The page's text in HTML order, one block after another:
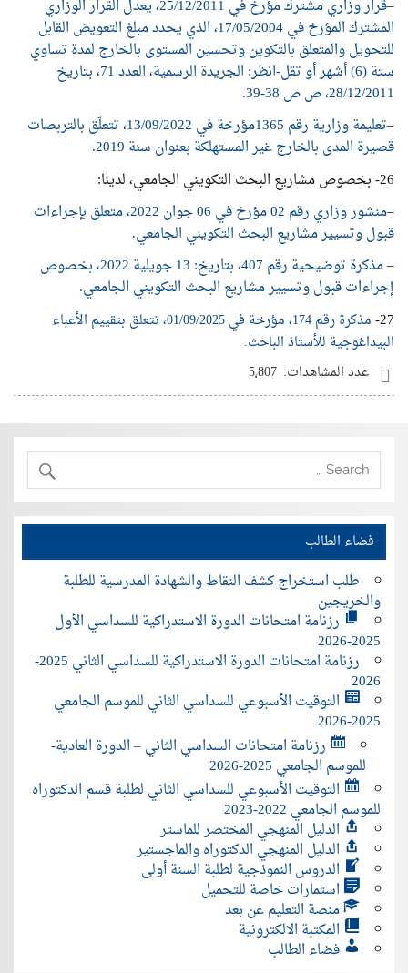
–
قرار وزاري مشترك مؤرخ في 25/12/2011، يعدل القرار الوزاري
المشترك المؤرخ في 17/05/2004، الذي يحدد مبلغ التعويض القابل
للتحويل والمتعلق بالتكوين وتحسين المستوى بالخارج لمدة تساوي
ستة (6) أشهر أو تقل-انظر: الجريدة الرسمية، العدد 71، بتاريخ
28/12/2011، ص ص 38-39.
–
تعليمة وزارية رقم 1365مؤرخة في 13/09/2022، تتعلّق بالتربصات
قصيرة المدى بالخارج غير المستهلكة بعنوان سنة 2019.
26- بخصوص مشاريع البحث التكويني الجامعي، لدينا:
–
منشور وزاري رقم 02 مؤرخ في 06 جوان 2022، متعلق بإجراءات
قبول وتسيير مشاريع البحث التكويني الجامعي.
–
مذكرة توضيحية رقم 407، بتاريخ: 13 جويلية 2022، بخصوص
إجراءات قبول وتسيير مشاريع البحث التكويني الجامعي.
27-
مذكرة رقم 174، مؤرخة في 01/09/2025، تتعلق بتقييم الأعباء
البيداغوجية للأستاذ الباحث.
عدد المشاهدات: 5٬807
فضاء الطالب
طلب استخراج كشف النقاط والشهادة المدرسية للطلبة
والخريجين
رزنامة امتحانات الدورة الاستدراكية للسداسي الأول
2025-2026
رزنامة امتحانات الدورة الاستدراكية للسداسي الثاني 2025-
2026
التوقيت الأسبوعي للسداسي الثاني للموسم الجامعي
2025-2026
رزنامة امتحانات السداسي الثاني – الدورة العادية-
للموسم الجامعي 2025-2026
التوقيت الأسبوعي للسداسي الثاني لطلبة قسم الدكتوراه
للموسم الجامعي 2022-2023
الدليل المنهجي المختصر للماستر
الدليل المنهجي الدكتوراه والماجستير
الدروس النموذجية لطلبة السنة أولى
استمارات خاصة للتحميل
منصة التعليم عن بعد
المكتبة الالكترونية
فضاء الطالب